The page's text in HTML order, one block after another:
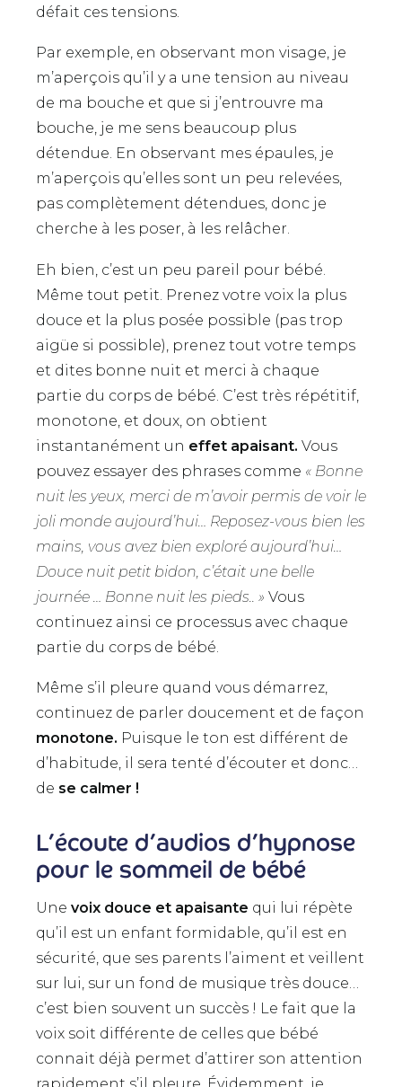
défait ces tensions.
Par exemple, en observant mon visage, je
m’aperçois qu’il y a une tension au niveau
de ma bouche et que si j’entrouvre ma
bouche, je me sens beaucoup plus
détendue. En observant mes épaules, je
m’aperçois qu’elles sont un peu relevées,
pas complètement détendues, donc je
cherche à les poser, à les relâcher.
Eh bien, c’est un peu pareil pour bébé.
Même tout petit. Prenez votre voix la plus
douce et la plus posée possible (pas trop
aigüe si possible), prenez tout votre temps
et dites bonne nuit et merci à chaque
partie du corps de bébé. C’est très répétitif,
monotone, et doux, on obtient
instantanément un effet apaisant. Vous
pouvez essayer des phrases comme « Bonne
nuit les yeux, merci de m’avoir permis de voir le
joli monde aujourd’hui… Reposez-vous bien les
mains, vous avez bien exploré aujourd’hui…
Douce nuit petit bidon, c’était une belle
journée … Bonne nuit les pieds.. » Vous
continuez ainsi ce processus avec chaque
partie du corps de bébé.
Même s’il pleure quand vous démarrez,
continuez de parler doucement et de façon
monotone. Puisque le ton est différent de
d’habitude, il sera tenté d’écouter et donc…
de se calmer !
L’écoute d’audios d’hypnose
pour le sommeil de bébé
Une voix douce et apaisante qui lui répète
qu’il est un enfant formidable, qu’il est en
sécurité, que ses parents l’aiment et veillent
sur lui, sur un fond de musique très douce…
c’est bien souvent un succès ! Le fait que la
voix soit différente de celles que bébé
connait déjà permet d’attirer son attention